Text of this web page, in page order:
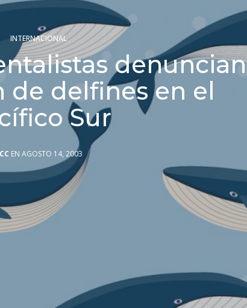
INTERNACIONAL
denuncian
de delfines en el
Sur
EN AGOSTO 14, 2003